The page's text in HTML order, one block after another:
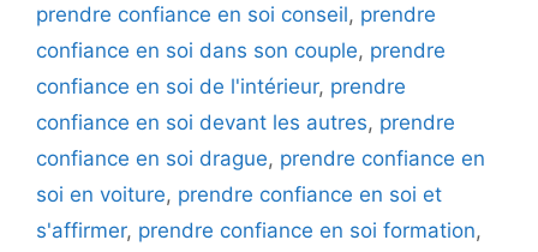
prendre confiance en soi conseil, prendre
confiance en soi dans son couple, prendre
confiance en soi de l'intérieur, prendre
confiance en soi devant les autres, prendre
confiance en soi drague, prendre confiance en
soi en voiture, prendre confiance en soi et
s'affirmer, prendre confiance en soi formation,